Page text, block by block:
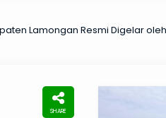
Lamongan Resmi Digelar